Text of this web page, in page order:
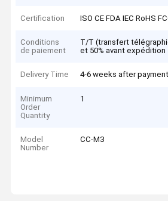
Certification ISO CE FDA IEC RoHS
Conditions
de paiement
T/T (transfert
et 50% avant expédition
Delivery Time 4-6 weeks after
Minimum
Order
Quantity
1
Model
Number
CC-M3